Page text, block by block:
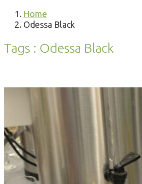
Home
Odessa Black
Tags : Odessa Black